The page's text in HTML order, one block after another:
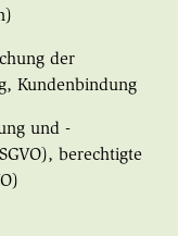
der
Kundenbindung
und -
berechtigte